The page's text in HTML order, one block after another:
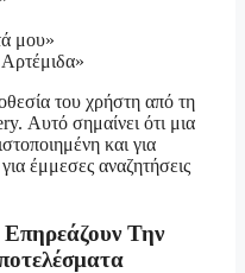
μου»
του χρήστη από τη
Αυτό σημαίνει ότι μια
και για
έμμεσες αναζητήσεις
Την